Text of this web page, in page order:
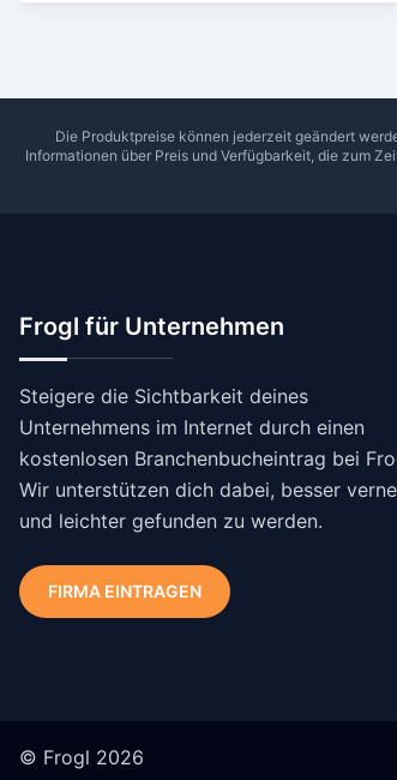
Die Produktpreise können jederzeit geändert
Informationen über Preis und Verfügbarkeit, die zum
Frogl für Unternehmen
Steigere die Sichtbarkeit deines
Unternehmens im Internet durch einen
kostenlosen Branchenbucheintrag bei
Wir unterstützen dich dabei, besser
und leichter gefunden zu werden.
FIRMA EINTRAGEN
© Frogl 2026